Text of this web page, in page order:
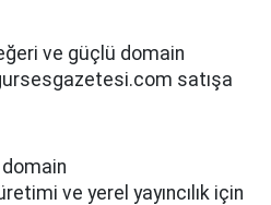
ve güçlü domain
satışa
domain
ve yerel yayıncılık için